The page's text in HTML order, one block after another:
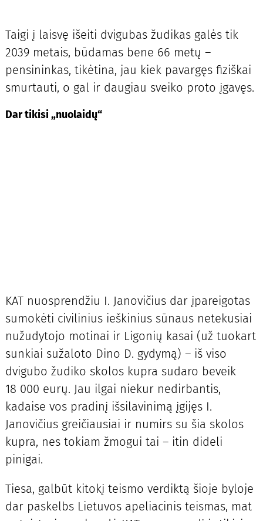
Taigi į laisvę išeiti dvigubas žudikas galės tik
2039 metais, būdamas bene 66 metų –
pensininkas, tikėtina, jau kiek pavargęs fiziškai
smurtauti, o gal ir daugiau sveiko proto įgavęs.
Dar tikisi „nuolaidų“
KAT nuosprendžiu I. Janovičius dar įpareigotas
sumokėti civilinius ieškinius sūnaus netekusiai
nužudytojo motinai ir Ligonių kasai (už tuokart
sunkiai sužaloto Dino D. gydymą) – iš viso
dvigubo žudiko skolos kupra sudaro beveik
18 000 eurų. Jau ilgai niekur nedirbantis,
kadaise vos pradinį išsilavinimą įgijęs I.
Janovičius greičiausiai ir numirs su šia skolos
kupra, nes tokiam žmogui tai – itin dideli
pinigai.
Tiesa, galbūt kitokį teismo verdiktą šioje byloje
dar paskelbs Lietuvos apeliacinis teismas, mat